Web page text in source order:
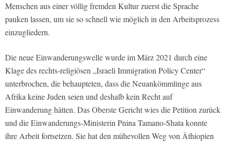
Menschen aus einer völlig fremden Kultur zuerst die Sprache
pauken lassen, um sie so schnell wie möglich in den Arbeitsprozess
einzugliedern.
Die neue Einwanderungswelle wurde im März 2021 durch eine
Klage des rechts-religiösen „Israeli Immigration Policy Center“
unterbrochen, die behaupteten, dass die Neuankömmlinge aus
Afrika keine Juden seien und deshalb kein Recht auf
Einwanderung hätten. Das Oberste Gericht wies die Petition zurück
und die Einwanderungs-Ministerin Pnina Tamano-Shata konnte
ihre Arbeit fortsetzen. Sie hat den mühevollen Weg von Äthiopien